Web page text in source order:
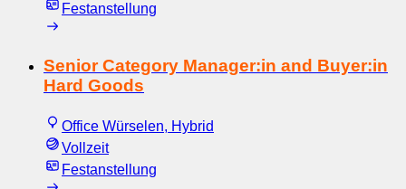
Festanstellung
Senior Category Manager:in and Buyer:in
Hard Goods
Office Würselen, Hybrid
Vollzeit
Festanstellung